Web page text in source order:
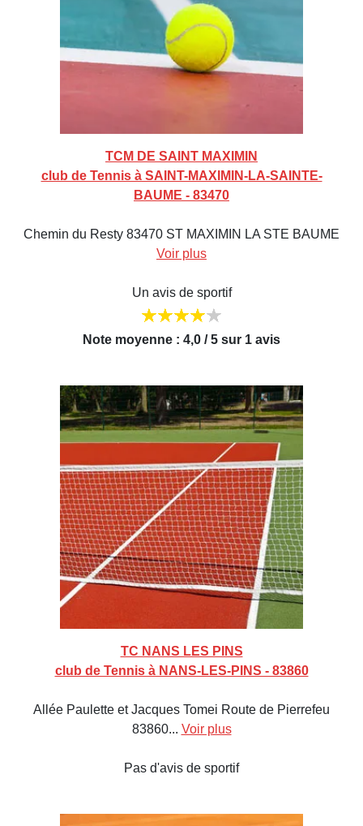
TCM DE SAINT MAXIMIN
club de Tennis à SAINT-MAXIMIN-LA-SAINTE-
BAUME - 83470
Chemin du Resty 83470 ST MAXIMIN LA STE BAUME
Voir plus
Un avis de sportif
Note moyenne : 4,0 / 5 sur 1 avis
TC NANS LES PINS
club de Tennis à NANS-LES-PINS - 83860
Allée Paulette et Jacques Tomei Route de Pierrefeu
83860... Voir plus
Pas d'avis de sportif